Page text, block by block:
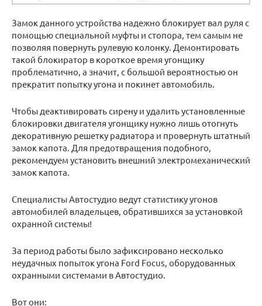
Замок данного устройства надежно блокирует вал руля с
помощью специальной муфты и стопора, тем самым не
позволяя повернуть рулевую колонку. Демонтировать
такой блокиратор в короткое время угонщику
проблематично, а значит, с большой вероятностью он
прекратит попытку угона и покинет автомобиль.
Чтобы деактивировать сирену и удалить установленные
блокировки двигателя угонщику нужно лишь отогнуть
декоративную решетку радиатора и провернуть штатный
замок капота. Для предотвращения подобного,
рекомендуем установить внешний электромеханический
замок капота.
Специалисты Автостудио ведут статистику угонов
автомобилей владельцев, обратившихся за установкой
охранной системы!
За период работы было зафиксировано несколько
неудачных попыток угона Ford Focus, оборудованных
охранными системами в Автостудио.
Вот они: